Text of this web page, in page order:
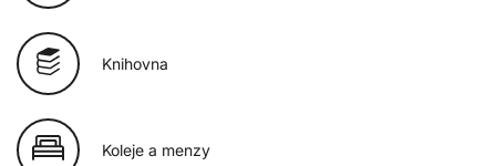
Knihovna
Koleje a menzy